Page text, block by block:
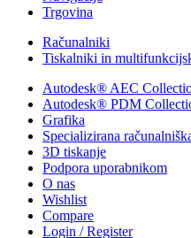
Trgovina
Računalniki
Tiskalniki in
Autodesk® AEC
Autodesk® PDM
Grafika
Specializirana
3D tiskanje
Podpora uporabnikom
O nas
Wishlist
Compare
Login / Register